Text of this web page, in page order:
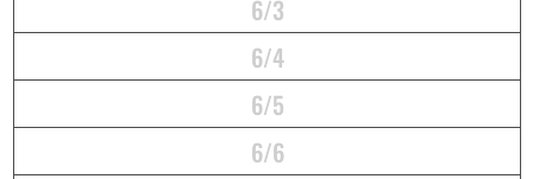
6/3
6/4
6/5
6/6